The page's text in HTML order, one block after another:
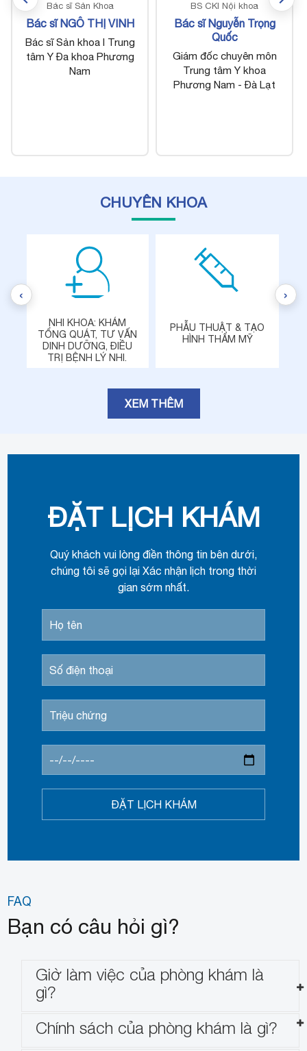
BS CKI Nội khoa
Bác sĩ Nguyễn Trọng
Quốc
Giám đốc chuyên môn
Trung tâm Y khoa
CKI Tai mũi họng
Bác sĩ Hoàng Thị Thùy
Linh
Bác sĩ Tai mũi họng I
Trung tâm Y khoa
Phương Nam - Đà Lạt
CHUYÊN KHOA
PHẪU THUẬT & TẠO
HÌNH THẨM MỸ
TAI MŨI HỌNG: KHÁM
VÀ ĐIỀU TRỊ BẰNG NỘI
‹ ›
XEM THÊM
ĐẶT LỊCH KHÁM
Quý khách vui lòng điền thông tin bên dưới,
chúng tôi sẽ gọi lại Xác nhận lịch trong thời
gian sớm nhất.
FAQ
Bạn có câu hỏi gì?
Giờ làm việc của phòng khám là
gì?
Chính sách của phòng khám là gì?